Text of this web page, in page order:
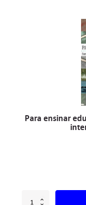
Para ensinar